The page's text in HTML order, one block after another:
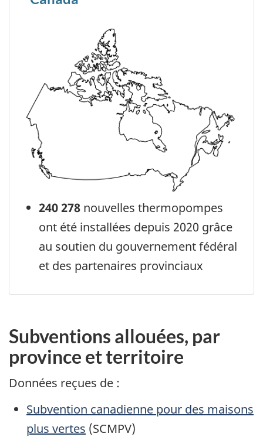
240 278 nouvelles thermopompes
ont été installées depuis 2020 grâce
au soutien du gouvernement fédéral
et des partenaires provinciaux
Subventions allouées, par
province et territoire
Données reçues de :
Subvention canadienne pour des maisons
plus vertes (SCMPV)